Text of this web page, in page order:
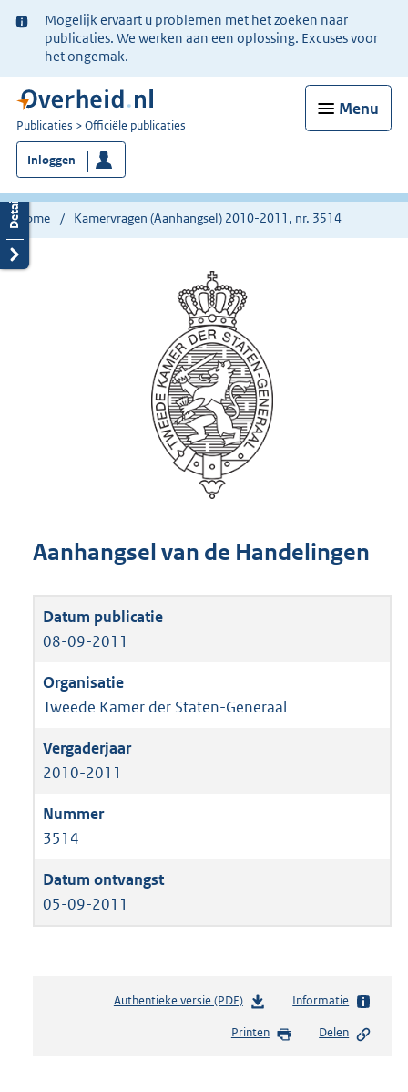
Ter
informatie:
Mogelijk ervaart u problemen met het zoeken naar
publicaties. We werken aan een oplossing. Excuses voor
het ongemak.
Menu
U
bent
nu
hier:
Publicaties Officiële publicaties
Inloggen
Home Kamervragen (Aanhangsel) 2010-2011, nr. 3514
Aanhangsel van de Handelingen
08-09-2011
Tweede Kamer der Staten-Generaal
2010-2011
3514
05-09-2011
Authentieke versie (PDF)b
s
Informatie
Printen Delen